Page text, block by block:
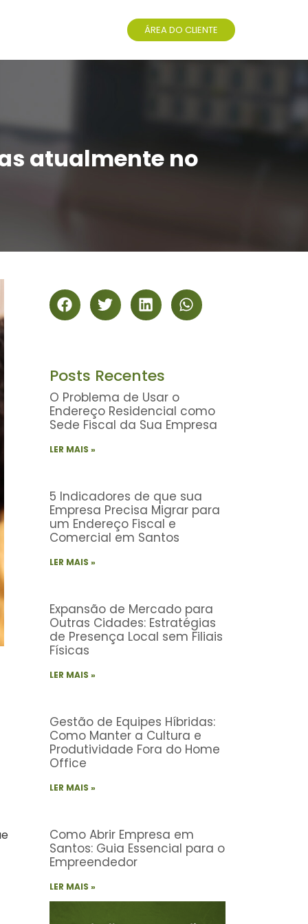
ÁREA DO CLIENTE
atualmente no
Posts Recentes
O Problema de Usar o
Endereço Residencial como
Sede Fiscal da Sua Empresa
LER MAIS »
5 Indicadores de que sua
Empresa Precisa Migrar para
um Endereço Fiscal e
Comercial em Santos
LER MAIS »
Expansão de Mercado para
Outras Cidades: Estratégias
de Presença Local sem Filiais
Físicas
LER MAIS »
Gestão de Equipes Híbridas:
Como Manter a Cultura e
Produtividade Fora do Home
Office
LER MAIS »
Como Abrir Empresa em
Santos: Guia Essencial para o
Empreendedor
LER MAIS »